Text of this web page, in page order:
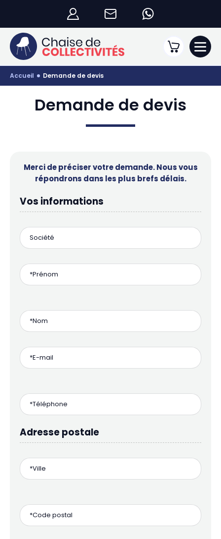
accueil demande de devis
Demande de devis
Merci de préciser votre demande. Nous vous
répondrons dans les plus brefs délais.
Vos informations
Adresse postale